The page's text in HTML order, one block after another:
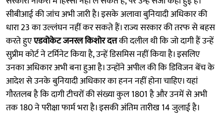
सीबीआई की जांच अभी जारी है। इसके अलावा बुनियादी अधिकार की
धारा 23 का उल्लंघन नहीं कर सकते हैं। राज्य सरकार की तरफ से बहस
करते हुएएडवोकेट जनरल किशोर दत्तकी दलील थी कि जो दागी हैं उन्हें
सुप्रीम कोर्ट ने टर्मिनेट किया है, उन्हें डिसमिस नहीं किया है। इसलिए
उनका अधिकार अभी बना हुआ है। उन्होंने अपील की कि डिविजन बेंच के
आदेश से उनके बुनियादी अधिकार का हनन नहीं होना चाहिए। यहां
गौरतलब है कि दागी टीचरों की संख्या कुल 1801 है और उनमें से अभी
तक 180 ने परीक्षा फार्म भरा है। इसकी अंतिम तारीख 14 जुलाई है।